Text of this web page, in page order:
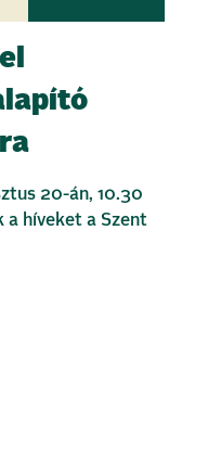
20-án, 10.30
híveket a Szent